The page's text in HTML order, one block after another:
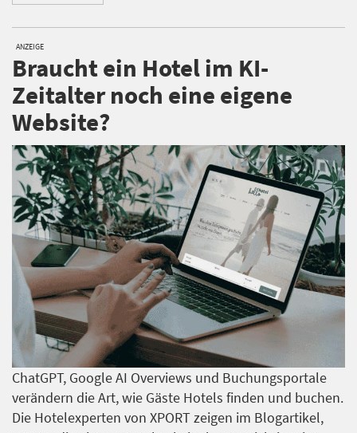
ANZEIGE
Braucht ein Hotel im KI-
Zeitalter noch eine eigene
Website?
ChatGPT, Google AI Overviews und Buchungsportale
verändern die Art, wie Gäste Hotels finden und buchen.
Die Hotelexperten von XPORT zeigen im Blogartikel,